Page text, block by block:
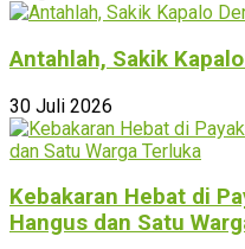
Antahlah, Sakik
30 Juli 2026
Kebakaran Hebat di
Hangus dan Satu